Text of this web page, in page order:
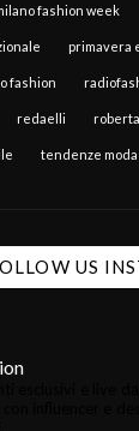
fashion week
primavera
fashion
redaelli
tendenze moda
US